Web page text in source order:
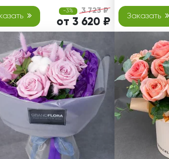
-3% 3 723 ₽
от 3 620 ₽
Заказать